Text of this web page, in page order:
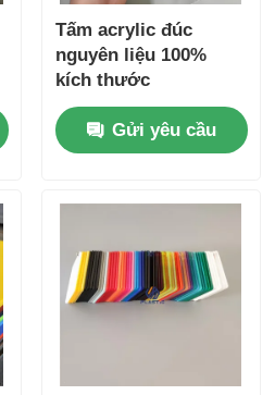
Tấm acrylic đúc
nguyên liệu 100%
kích thước
1280*1850mm/Tấm
kính hữu cơ
1250*2450mm
Gửi yêu cầu